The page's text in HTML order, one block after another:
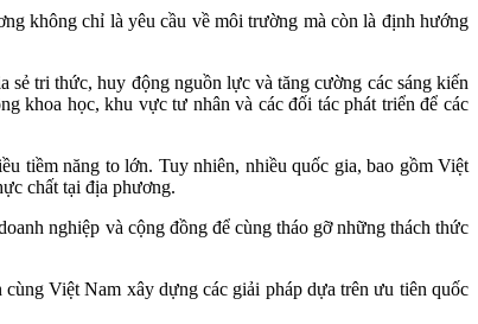
không chỉ là yêu cầu về môi trường mà còn là định hướng
tri thức, huy động nguồn lực và tăng cường các sáng kiến
khoa học, khu vực tư nhân và các đối tác phát triển để các
tiềm năng to lớn. Tuy nhiên, nhiều quốc gia, bao gồm Việt
chất tại địa phương.
nghiệp và cộng đồng để cùng tháo gỡ những thách thức
Việt Nam xây dựng các giải pháp dựa trên ưu tiên quốc